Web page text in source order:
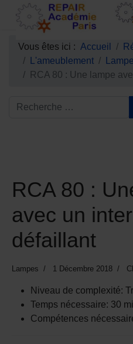
Vous êtes ici : Accueil
L'ameublement
RCA 80 : Une lampe
RCA 80 :
avec un
défaillant
Lampes 1 Décembre 2018
Niveau de complexité:
Temps nécessaire: 30
Compétences